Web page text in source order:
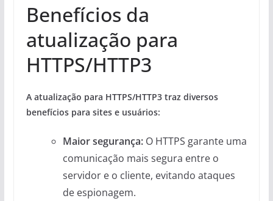
Benefícios da
atualização para
HTTPS/HTTP3
A atualização para HTTPS/HTTP3 traz diversos
benefícios para sites e usuários:
Maior segurança:O HTTPS garante uma
comunicação mais segura entre o
servidor e o cliente, evitando ataques
de espionagem.